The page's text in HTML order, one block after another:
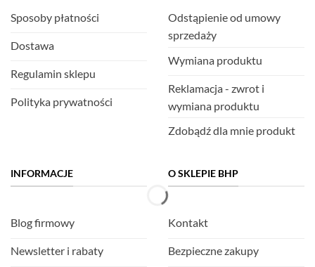
Sposoby płatności
Dostawa
Regulamin sklepu
Polityka prywatności
Odstąpienie od umowy
sprzedaży
Wymiana produktu
Reklamacja - zwrot i
wymiana produktu
Zdobądź dla mnie produkt
INFORMACJE
Blog firmowy
Newsletter i rabaty
O SKLEPIE BHP
Kontakt
Bezpieczne zakupy